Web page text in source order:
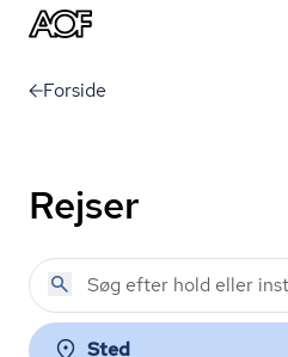
Forside
Rejser
Sted